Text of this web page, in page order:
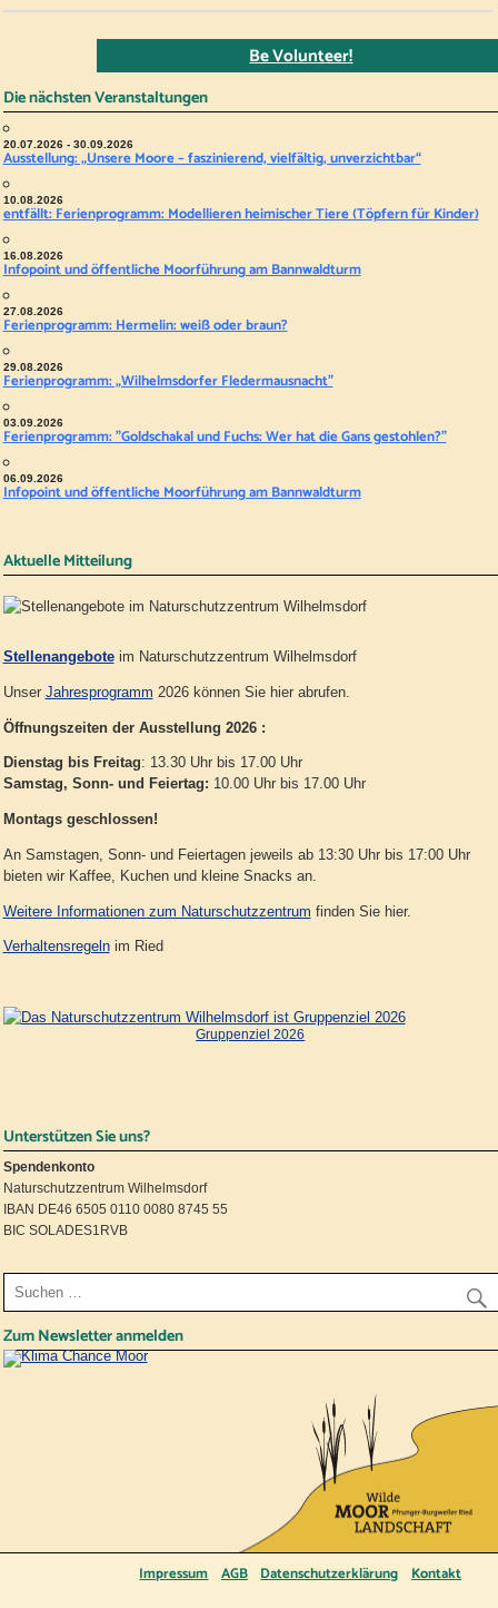
Be Volunteer!
Die nächsten Veranstaltungen
20.07.2026 - 30.09.2026
Ausstellung: „Unsere Moore – faszinierend, vielfältig, unverzichtbar“
10.08.2026
entfällt: Ferienprogramm: Modellieren heimischer Tiere (Töpfern für Kinder)
16.08.2026
Infopoint und öffentliche Moorführung am Bannwaldturm
27.08.2026
Ferienprogramm: Hermelin: weiß oder braun?
29.08.2026
Ferienprogramm: „Wilhelmsdorfer Fledermausnacht"
03.09.2026
Ferienprogramm: "Goldschakal und Fuchs: Wer hat die Gans gestohlen?"
06.09.2026
Infopoint und öffentliche Moorführung am Bannwaldturm
Aktuelle Mitteilung
Stellenangeboteim Naturschutzzentrum Wilhelmsdorf
Unser Jahresprogramm 2026 können Sie hier abrufen.
Öffnungszeiten der Ausstellung 2026 :
Dienstag bis Freitag: 13.30 Uhr bis 17.00 Uhr
Samstag, Sonn- und Feiertag: 10.00 Uhr bis 17.00 Uhr
Montags geschlossen!
An Samstagen, Sonn- und Feiertagen jeweils ab 13:30 Uhr bis 17:00 Uhr
bieten wir Kaffee, Kuchen und kleine Snacks an.
Weitere Informationen zum Naturschutzzentrum finden Sie hier.
Verhaltensregelnim Ried
Gruppenziel 2026
Unterstützen Sie uns?
Spendenkonto
Naturschutzzentrum Wilhelmsdorf
IBAN DE46 6505 0110 0080 8745 55
BIC SOLADES1RVB
Zum Newsletter anmelden
Kontakt
Datenschutzerklärung
AGB
Impressum